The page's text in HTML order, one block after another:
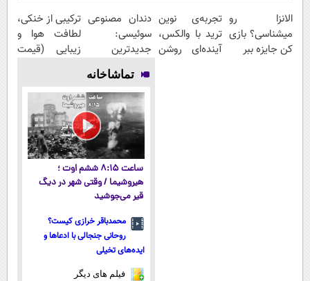
الانزا رو
میشناسی؟ بازی
کن جایزه ببر
تجربه‌ی نوین
ترید با والکس،
آینده‌ای روشن
دندان مصنوعی
سوئیسی:
جدیدترین
فناوری اروپا،
سبک و مقاوم |
پرداخت قسطی
ترکیبی از خنکی،
لطافت هوا و
زیبایی (قیمت
تماشاخانه
ساعت ۸:۱۵ ششم اوت ؛
هیروشیما / وقتی شهر در دیگ
قیر می‌جوشید
محمدباقر خرازی کیست؟
روحانی جنجالی با ادعاها و
ایده‌های تخیلی
فیلم های دیگر